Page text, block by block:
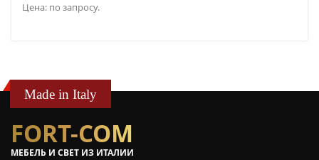
Цена: по запросу.
Made in Italy
FORT-COM
МЕБЕЛЬ И СВЕТ ИЗ ИТАЛИИ